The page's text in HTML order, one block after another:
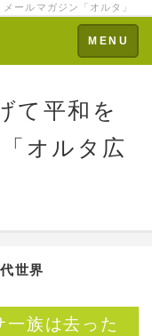
マガジン「オルタ」
Toggle
navigation
MENU
て平和を
オルタ広
世界
一族は去った